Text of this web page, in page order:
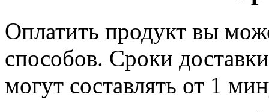
Оплатить продукт вы
способов. Сроки
могут составлять от 1